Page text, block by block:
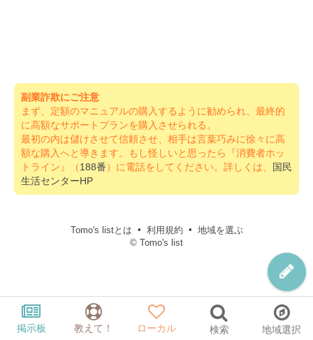
掲示板 教えて！ ローカル 検索 地域選択
副業詐欺にご注意
まず、定額のマニュアルの購入するように勧められ、最終的
に高額なサポートプランを購入させられる。
最初の内は儲けさせて信頼させ、相手は言葉巧みに徐々に高
額な購入へと導きます。もし怪しいと思ったら『消費者ホッ
トライン』（188番）に電話をしてください。詳しくは、
国民
生活センターHP
Tomo's listとは 利用規約
地域を選ぶ
© Tomo's list